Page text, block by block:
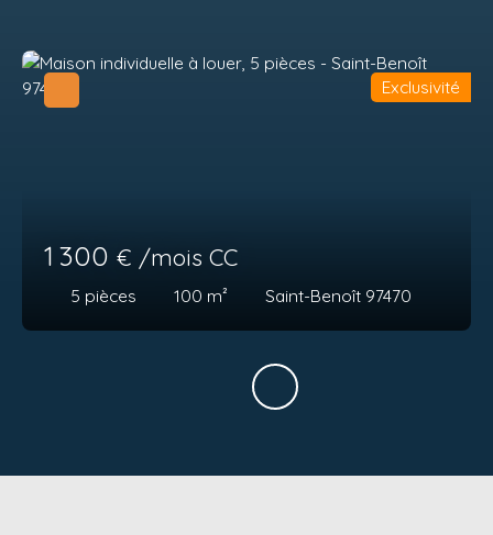
1 300 € /mois CC
5 pièces 100 m² Saint-Benoît 97470
Exclusivité